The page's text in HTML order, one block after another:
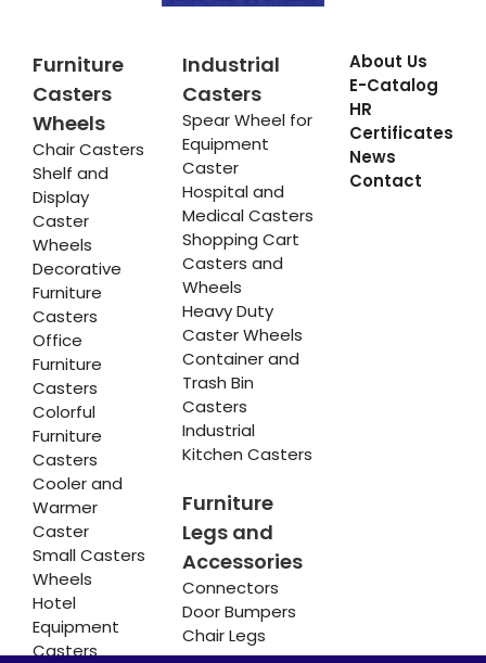
Furniture
Casters
Wheels
Chair Casters
Shelf and
Display
Caster
Wheels
Decorative
Furniture
Casters
Office
Furniture
Casters
Colorful
Furniture
Casters
Cooler and
Warmer
Caster
Small Casters
Wheels
Hotel
Equipment
Casters
Industrial
Casters
Spear Wheel for
Equipment
Caster
Hospital and
Medical Casters
Shopping Cart
Casters and
Wheels
Heavy Duty
Caster Wheels
Container and
Trash Bin
Casters
Industrial
Kitchen Casters
Furniture
Legs and
Accessories
Connectors
Door Bumpers
Chair Legs
About Us
E-Catalog
HR
Certificates
News
Contact